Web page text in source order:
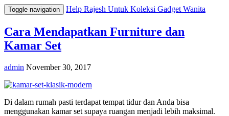
Toggle navigation Help Rajesh Untuk Koleksi Gadget Wanita
Cara Mendapatkan Furniture dan
Kamar Set
admin November 30, 2017
Di dalam rumah pasti terdapat tempat tidur dan Anda bisa
menggunakan kamar set supaya ruangan menjadi lebih maksimal.